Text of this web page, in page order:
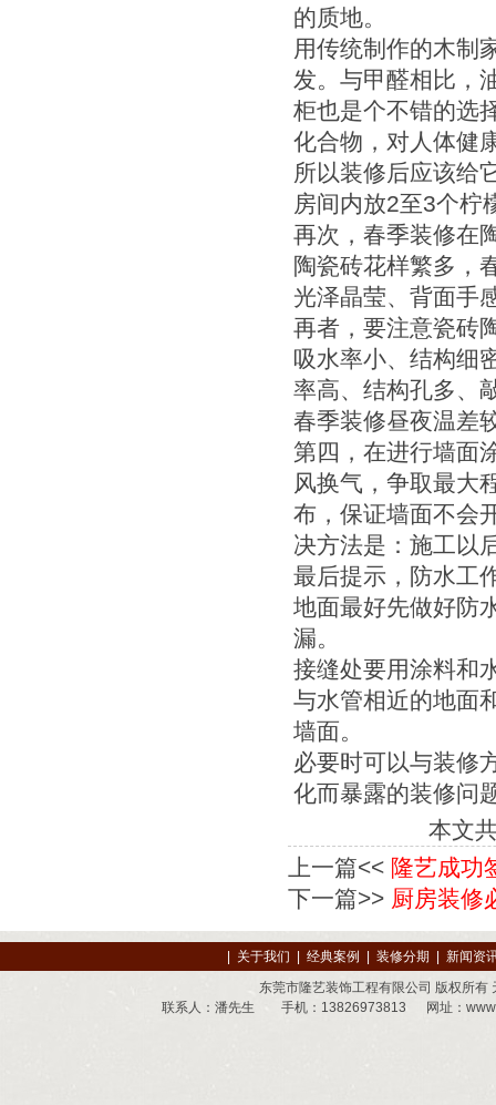
的质地。
用传统制作的木制
发。与甲醛相比，
柜也是个不错的选
化合物，对人体健
所以装修后应该给
房间内放2至3个柠
再次，春季装修在
陶瓷砖花样繁多，
光泽晶莹、背面手
再者，要注意瓷砖
吸水率小、结构细
率高、结构孔多、
春季装修昼夜温差
第四，在进行墙面
风换气，争取最大
布，保证墙面不会
决方法是：施工以
最后提示，防水工
地面最好先做好防
漏。
接缝处要用涂料和
与水管相近的地面
墙面。
必要时可以与装修
化而暴露的装修问
本文
上一篇<< 隆艺成功
下一篇>> 厨房装修
关于我们 经典案例 装修分期
新闻资
东莞市隆艺装饰工程有限公司 版权所有
联系人：潘先生 手机：13826973813 网址：